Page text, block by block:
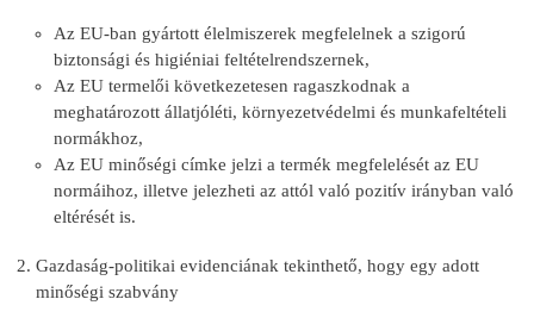
Az EU-ban gyártott élelmiszerek megfelelnek a szigorú
biztonsági és higiéniai feltételrendszernek,
Az EU termelői következetesen ragaszkodnak a
meghatározott állatjóléti, környezetvédelmi és munkafeltételi
normákhoz,
Az EU minőségi címke jelzi a termék megfelelését az EU
normáihoz, illetve jelezheti az attól való pozitív irányban való
eltérését is.
Gazdaság-politikai evidenciának tekinthető, hogy egy adott
minőségi szabvány